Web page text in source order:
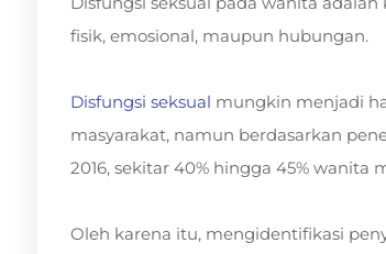
fisik, emosional, maupun hubungan.
Disfungsi seksual mungkin menjadi
masyarakat, namun berdasarkan
2016, sekitar 40% hingga 45%
Oleh karena itu, mengidentifikasi